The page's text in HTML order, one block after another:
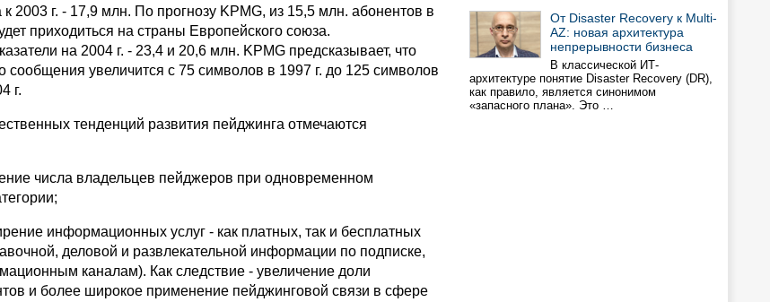
к 2003 г. - 17,9 млн. По прогнозу KPMG, из 15,5 млн. абонентов в
приходиться на страны Европейского союза.
на 2004 г. - 23,4 и 20,6 млн. KPMG предсказывает, что
сообщения увеличится с 75 символов в 1997 г. до 125 символов
г.
тенденций развития пейджинга отмечаются
числа владельцев пейджеров при одновременном
информационных услуг - как платных, так и бесплатных
деловой и развлекательной информации по подписке,
каналам). Как следствие - увеличение доли
и более широкое применение пейджинговой связи в сфере
От Disaster Recovery к Multi-
AZ: новая архитектура
непрерывности бизнеса
В классической ИТ-
архитектуре понятие Disaster Recovery (DR),
как правило, является синонимом
«запасного плана». Это …